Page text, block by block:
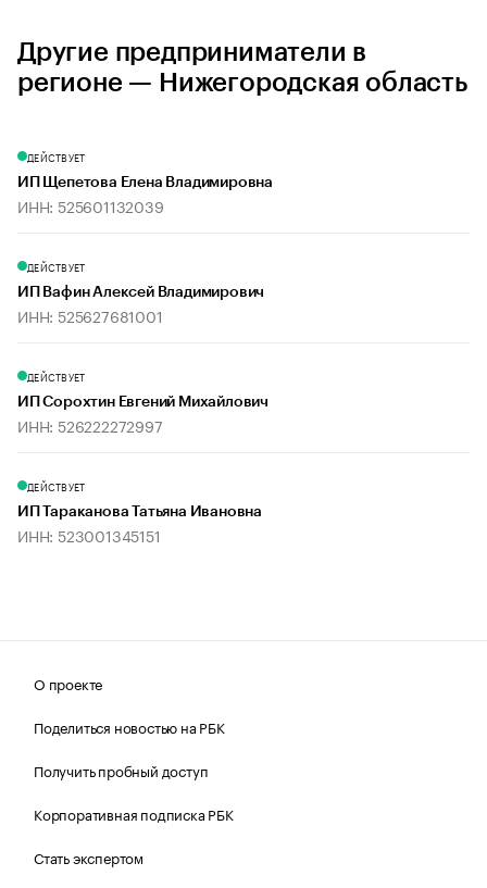
Другие предприниматели в
регионе — Нижегородская область
ДЕЙСТВУЕТ
ИП Щепетова Елена Владимировна
ИНН: 525601132039
ДЕЙСТВУЕТ
ИП Вафин Алексей Владимирович
ИНН: 525627681001
ДЕЙСТВУЕТ
ИП Сорохтин Евгений Михайлович
ИНН: 526222272997
ДЕЙСТВУЕТ
ИП Тараканова Татьяна Ивановна
ИНН: 523001345151
О проекте
Поделиться новостью на РБК
Получить пробный доступ
Корпоративная подписка РБК
Стать экспертом